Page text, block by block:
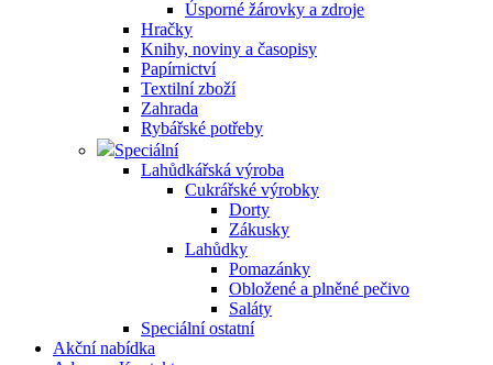
Úsporné žárovky a zdroje
Hračky
Knihy, noviny a časopisy
Papírnictví
Textilní zboží
Zahrada
Rybářské potřeby
Speciální
Lahůdkářská výroba
Cukrářské výrobky
Dorty
Zákusky
Lahůdky
Pomazánky
Obložené a plněné pečivo
Saláty
Speciální ostatní
Akční nabídka